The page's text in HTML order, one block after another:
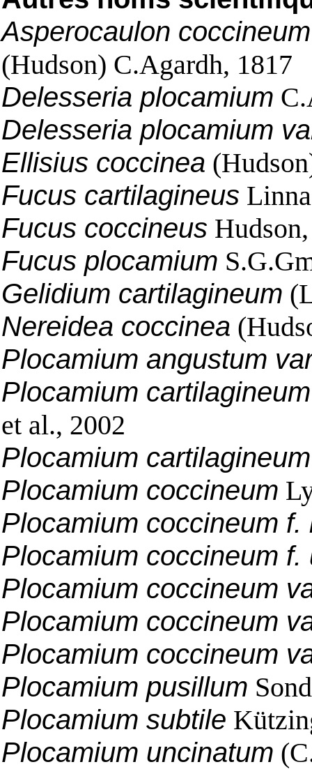
Asperocaulon
(Hudson) C.Agardh, 1817
Delesseria plocamium
Delesseria plocamium
Ellisius coccinea
Fucus cartilagineus
Fucus coccineus
Fucus plocamium
Gelidium cartilagineum
Nereidea coccinea
Plocamium angustum
Plocamium
et al., 2002
Plocamium
Plocamium coccineum
Plocamium coccineum f.
Plocamium coccineum f.
Plocamium coccineum
Plocamium coccineum
Plocamium coccineum
Plocamium pusillum
Plocamium subtile
Plocamium uncinatum